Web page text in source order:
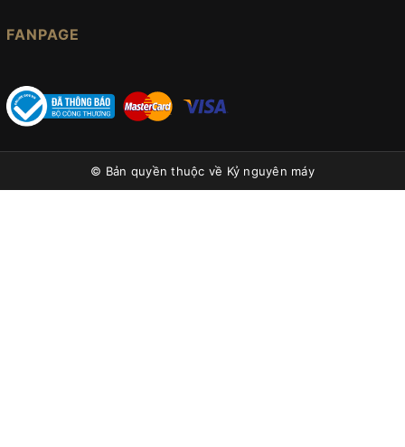
FANPAGE
© Bản quyền thuộc về Kỷ nguyên máy